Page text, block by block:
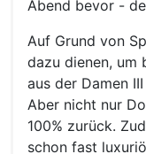
Abend bevor -
Auf Grund von
dazu dienen, um
aus der Damen
Aber nicht nur
100% zurück.
schon fast